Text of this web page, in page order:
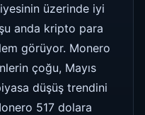
üzerinde iyi
anda kripto para
görüyor. Monero
çoğu, Mayıs
düşüş trendini
517 dolara